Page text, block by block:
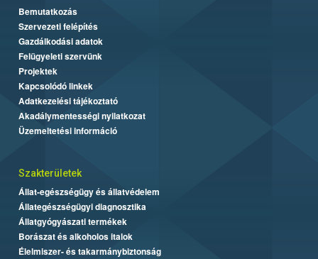
Bemutatkozás
Szervezeti felépítés
Gazdálkodási adatok
Felügyeleti szervünk
Projektek
Kapcsolódó linkek
Adatkezelési tájékoztató
Akadálymentességi nyilatkozat
Üzemeltetési információ
Szakterületek
Állat-egészségügy és állatvédelem
Állategészségügyi diagnosztika
Állatgyógyászati termékek
Borászat és alkoholos italok
Élelmiszer- és takarmánybiztonság